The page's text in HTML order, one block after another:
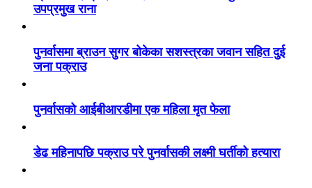
उपप्रमुख राना
पुनर्वासमा ब्राउन सुगर बोकेका सशस्त्रका जवान सहित दुई
जना पक्राउ
पुनर्वासको आईबीआरडीमा एक महिला मृत फेला
डेढ महिनापछि पक्राउ परे पुनर्वासकी लक्ष्मी घर्तीको हत्यारा